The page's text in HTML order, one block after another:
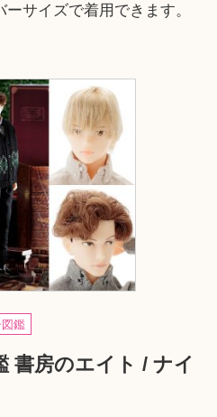
サイズで着用できます。
鑑
書房のエイト / ナイ